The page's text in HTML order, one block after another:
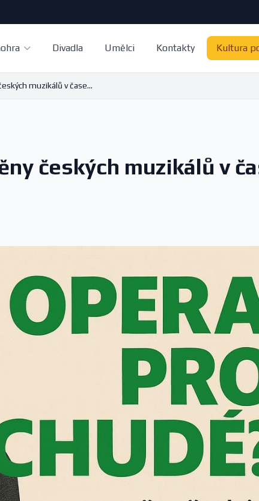
Divadla Umělci Kontakty Kultura
muzikálů v čase...
českých muzikálů v